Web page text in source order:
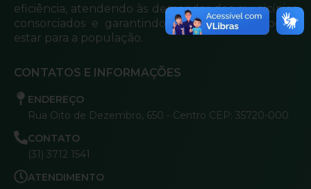
eficiência, atendendo às demandas dos municípios
consorciados e garantindo mais cuidado e bem-
estar para a população.
CONTATOS E INFORMAÇÕES
ENDEREÇO
Rua Oito de Dezembro, 650 - Centro CEP: 35720-000
CONTATO
(31) 3712 1541
ATENDIMENTO